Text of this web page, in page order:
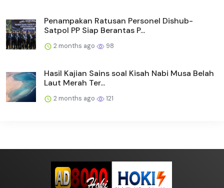
Penampakan Ratusan Personel Dishub-
Satpol PP Siap Berantas P...
2 months ago 98
Hasil Kajian Sains soal Kisah Nabi Musa Belah
Laut Merah Ter...
2 months ago 121